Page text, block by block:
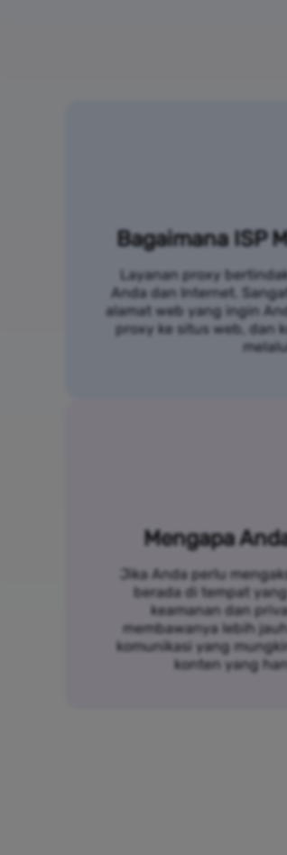
Bagaimana ISP
Layanan proxy
Anda dan Internet.
alamat web yang ingin
proxy ke situs web, dan
Mengapa
Jika Anda perlu
berada di tempat
keamanan dan
membawanya lebih
komunikasi yang
konten yang